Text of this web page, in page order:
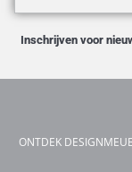
Inschrijven voor
ONTDEK